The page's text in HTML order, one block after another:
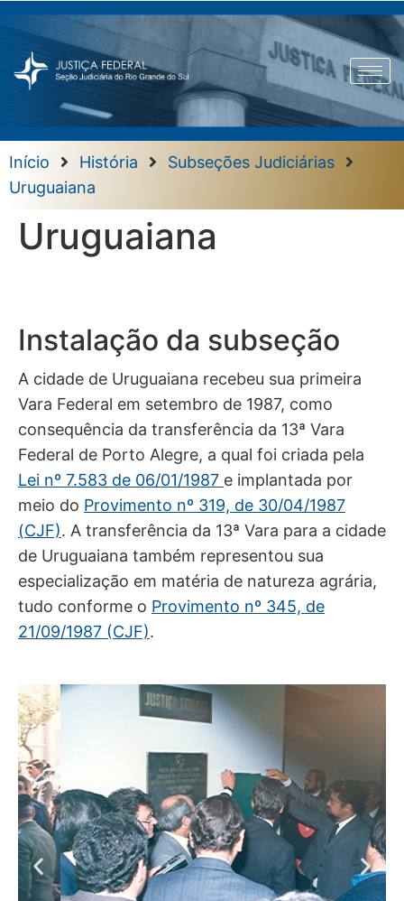
Início História
Subseções Judiciárias
Uruguaiana
Uruguaiana
Instalação da subseção
A cidade de Uruguaiana recebeu sua primeira
Vara Federal em setembro de 1987, como
consequência da transferência da 13ª Vara
Federal de Porto Alegre, a qual foi criada pela
Lei nº 7.583 de 06/01/1987 e implantada por
meio do Provimento nº 319, de 30/04/1987
(CJF). A transferência da 13ª Vara para a cidade
de Uruguaiana também representou sua
especialização em matéria de natureza agrária,
tudo conforme o Provimento nº 345, de
21/09/1987 (CJF).